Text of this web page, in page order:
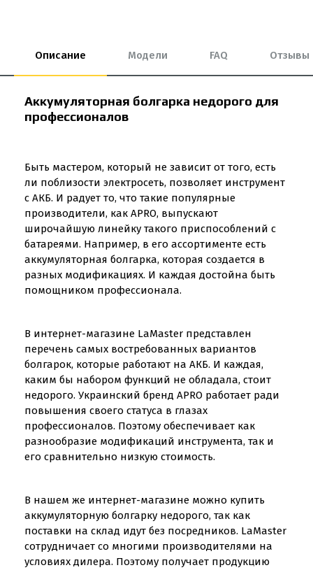
Описание Модели FAQ Отзывы
Аккумуляторная болгарка недорого для
профессионалов
Быть мастером, который не зависит от того, есть
ли поблизости электросеть, позволяет инструмент
с АКБ. И радует то, что такие популярные
производители, как APRO, выпускают
широчайшую линейку такого приспособлений с
батареями. Например, в его ассортименте есть
аккумуляторная болгарка, которая создается в
разных модификациях. И каждая достойна быть
помощником профессионала.
В интернет-магазине LaMaster представлен
перечень самых востребованных вариантов
болгарок, которые работают на АКБ. И каждая,
каким бы набором функций не обладала, стоит
недорого. Украинский бренд APRO работает ради
повышения своего статуса в глазах
профессионалов. Поэтому обеспечивает как
разнообразие модификаций инструмента, так и
его сравнительно низкую стоимость.
В нашем же интернет-магазине можно купить
аккумуляторную болгарку недорого, так как
поставки на склад идут без посредников. LaMaster
сотрудничает со многими производителями на
условиях дилера. Поэтому получает продукцию